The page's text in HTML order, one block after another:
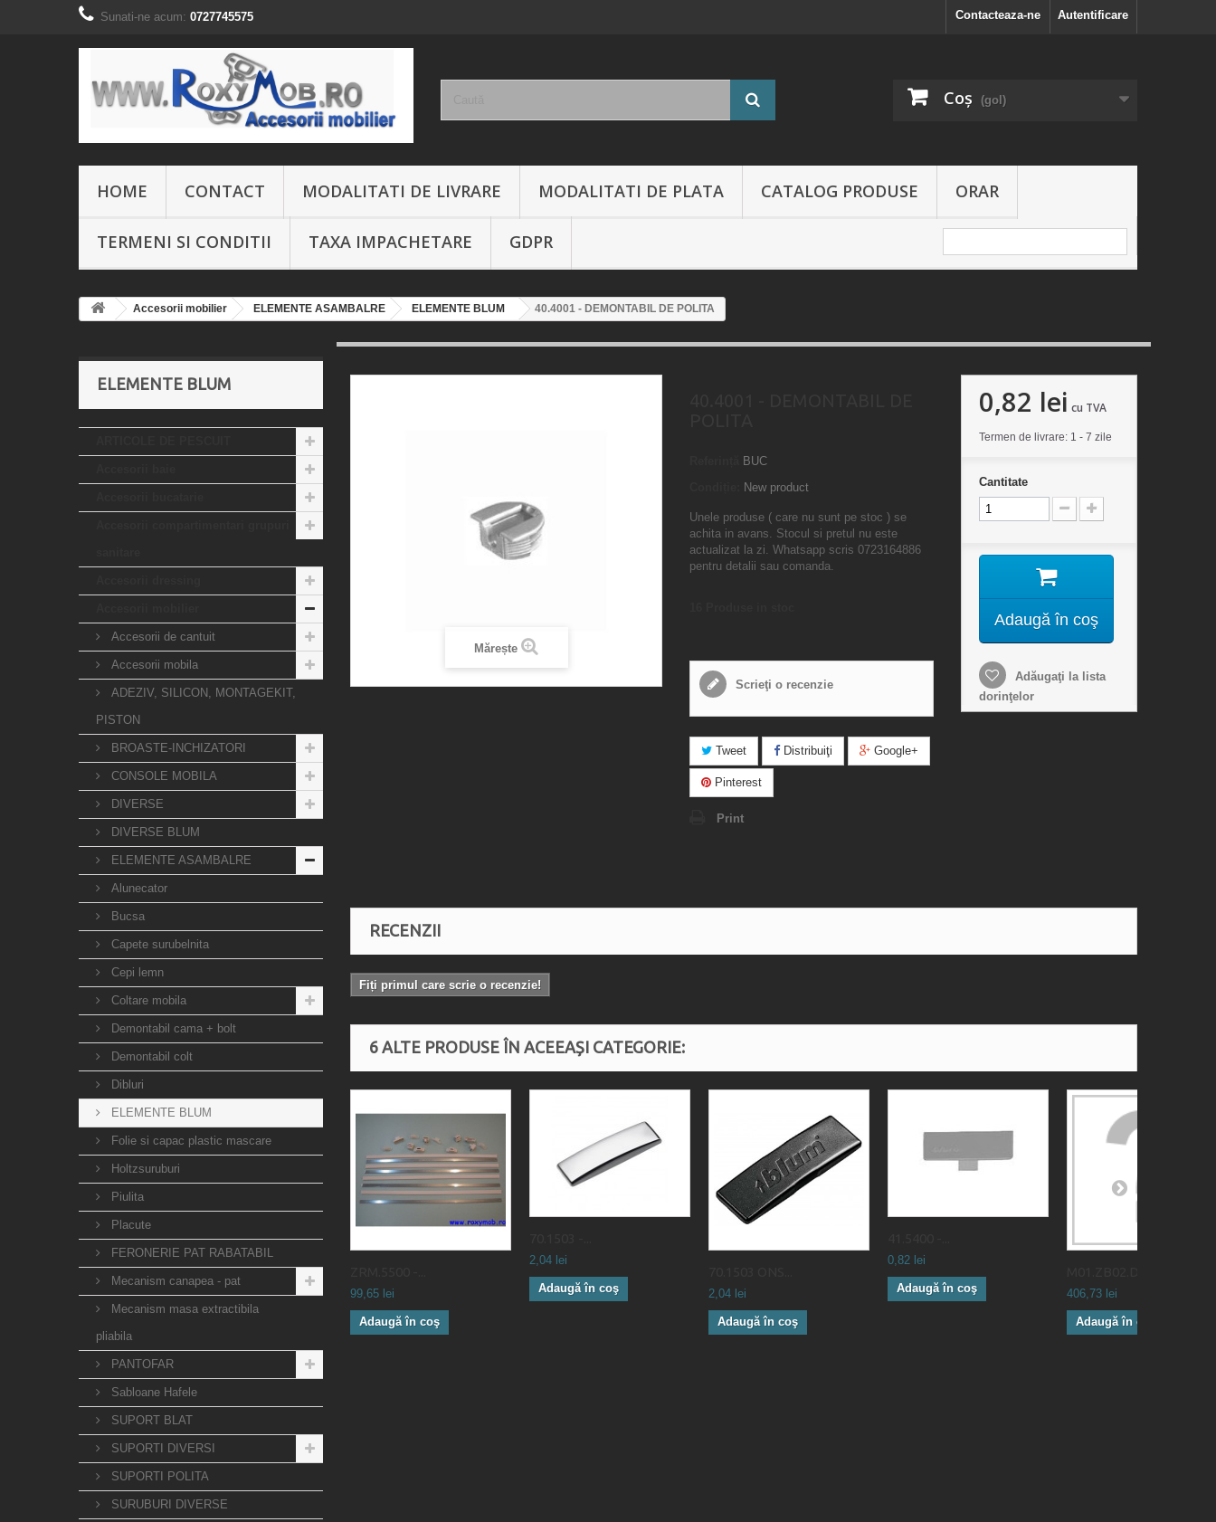
Autentificare
Contacteaza-ne
Sunati-ne acum: 0727745575
Coş (gol)
HOME CONTACT MODALITATI DE LIVRARE MODALITATI DE PLATA CATALOG PRODUSE ORAR
TERMENI SI CONDITII TAXA IMPACHETARE GDPR
Accesorii mobilier ELEMENTE ASAMBALRE ELEMENTE BLUM 40.4001 - DEMONTABIL DE POLITA
ELEMENTE BLUM
Accesorii de cantuit
Accesorii mobila
ADEZIV, SILICON, MONTAGEKIT,
PISTON
BROASTE-INCHIZATORI
CONSOLE MOBILA
DIVERSE
DIVERSE BLUM
ELEMENTE ASAMBALRE
Alunecator
Bucsa
Capete surubelnita
Cepi lemn
Coltare mobila
Demontabil cama + bolt
Demontabil colt
Dibluri
ELEMENTE BLUM
Folie si capac plastic mascare
Holtzsuruburi
Piulita
Placute
FERONERIE PAT RABATABIL
Mecanism canapea - pat
Mecanism masa extractibila
pliabila
PANTOFAR
Sabloane Hafele
SUPORT BLAT
SUPORTI DIVERSI
SUPORTI POLITA
SURUBURI DIVERSE
Mărește
BUC
New product
Unele produse ( care nu sunt pe stoc ) se
achita in avans. Stocul si pretul nu este
actualizat la zi. Whatsapp scris 0723164886
pentru detalii sau comanda.
Scrieţi o recenzie
Tweet Distribuiţi Google+
Pinterest
Print
0,82 lei cu TVA
Termen de livrare: 1 - 7 zile
Cantitate
Adaugă în coş
Adăugaţi la lista
dorinţelor
RECENZII
Fiți primul care scrie o recenzie!
6 ALTE PRODUSE ÎN ACEEAȘI CATEGORIE:
99,65 lei
Adaugă în coş
2,04 lei
Adaugă în coş 2,04 lei
Adaugă în coş
0,82 lei
Adaugă în coş 406,73 lei
Adaugă în coş